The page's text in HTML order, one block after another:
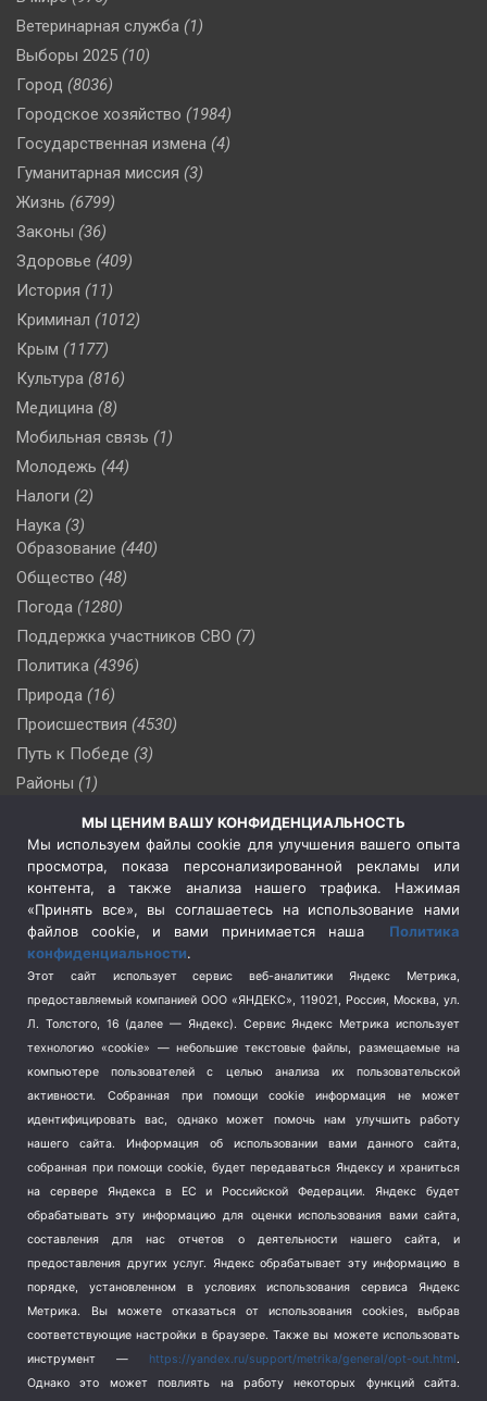
Ветеринарная служба (1)
Выборы 2025 (10)
Город (8036)
Городское хозяйство (1984)
Государственная измена (4)
Гуманитарная миссия (3)
Жизнь (6799)
Законы (36)
Здоровье (409)
История (11)
Криминал (1012)
Крым (1177)
Культура (816)
Медицина (8)
Мобильная связь (1)
Молодежь (44)
Налоги (2)
Наука (3)
Образование (440)
Общество (48)
Погода (1280)
Поддержка участников СВО (7)
Политика (4396)
Природа (16)
Происшествия (4530)
Путь к Победе (3)
Районы (1)
(510)
Сельское хозяйство (3)
Социальная политика
(3)
Спецоперация в Украине
Спецоперация на Украине
(404)
Спорт (740)
Терроризм (1)
Транспорт (262)
Туризм (178)
Школа и спорт (2)
Экология (8)
Экономика (1172)
МЫ ЦЕНИМ ВАШУ КОНФИДЕНЦИАЛЬНОСТЬ
Мы используем файлы cookie для улучшения вашего опыта
просмотра, показа персонализированной рекламы или
контента, а также анализа нашего трафика. Нажимая
«Принять все», вы соглашаетесь на использование нами
файлов cookie, и вами принимается наша Политика
конфиденциальности.
Этот сайт использует сервис веб-аналитики Яндекс Метрика,
предоставляемый компанией ООО «ЯНДЕКС», 119021, Россия, Москва, ул.
Л. Толстого, 16 (далее — Яндекс). Сервис Яндекс Метрика использует
технологию «cookie» — небольшие текстовые файлы, размещаемые на
компьютере пользователей с целью анализа их пользовательской
активности.
Собранная при помощи cookie информация не может
идентифицировать вас, однако может помочь нам улучшить работу
нашего сайта. Информация об использовании вами данного сайта,
собранная при помощи cookie, будет передаваться Яндексу и храниться
на сервере Яндекса в ЕС и Российской Федерации. Яндекс будет
обрабатывать эту информацию для оценки использования вами сайта,
составления для нас отчетов о деятельности нашего сайта, и
предоставления других услуг. Яндекс обрабатывает эту информацию в
порядке, установленном в условиях использования сервиса Яндекс
Метрика.
Вы можете отказаться от использования cookies, выбрав
соответствующие настройки в браузере. Также вы можете использовать
инструмент — https://yandex.ru/support/metrika/general/opt-out.html.
Однако это может повлиять на работу некоторых функций сайта.